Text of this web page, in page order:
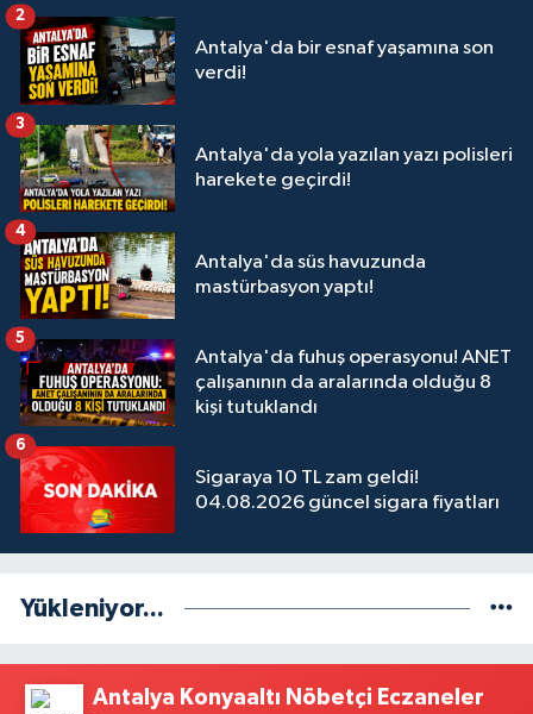
Antalya'da bir esnaf yaşamına son
verdi!
2
Antalya'da yola yazılan yazı polisleri
harekete geçirdi!
3
Antalya'da süs havuzunda
mastürbasyon yaptı!
4
Antalya'da fuhuş operasyonu! ANET
çalışanının da aralarında olduğu 8
kişi tutuklandı
5
Sigaraya 10 TL zam geldi!
04.08.2026 güncel sigara fiyatları
6
Yükleniyor...
Antalya Konyaaltı Nöbetçi Eczaneler